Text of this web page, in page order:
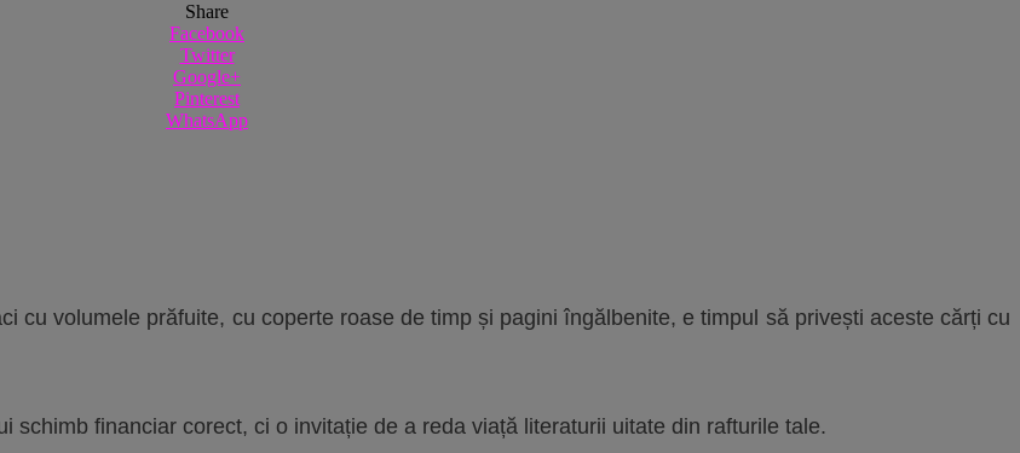
Share
Facebook
Twitter
Google+
Pinterest
WhatsApp
cu volumele prăfuite, cu coperte roase de timp și pagini îngălbenite, e timpul să privești aceste cărți cu
schimb financiar corect, ci o invitație de a reda viață literaturii uitate din rafturile tale.